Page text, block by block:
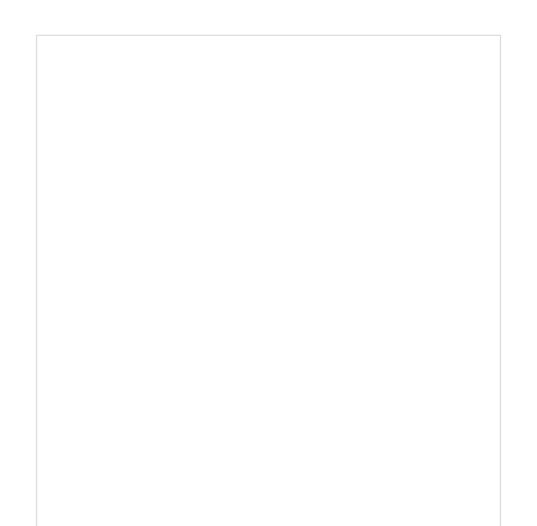
Понятно, что ноутбук после этого продам, и